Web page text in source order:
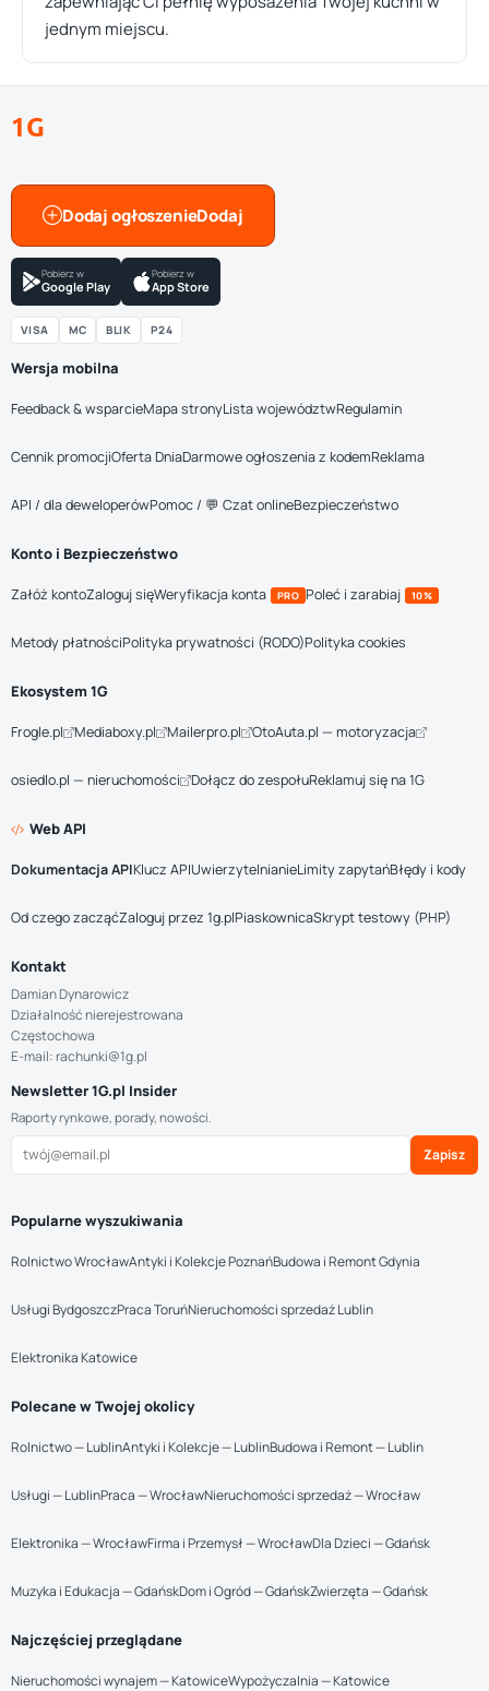
jednym miejscu.
1G
Dodaj ogłoszenie
Pobierz w
Google Play
Pobierz w
App Store
VISA MC BLIK P24
Wersja mobilna
Feedback & wsparcieMapa stronyLista województwRegulamin
Cennik promocjiOferta DniaDarmowe ogłoszenia z kodemReklama
API / dla deweloperówPomoc / 💬 Czat onlineBezpieczeństwo
Konto i Bezpieczeństwo
Załóż kontoZaloguj sięWeryfikacja konta PRO Poleć i zarabiaj 10%
Metody płatnościPolityka prywatności (RODO)Polityka cookies
Ekosystem 1G
Frogle.pl Mediaboxy.pl Mailerpro.pl OtoAuta.pl — motoryzacja
osiedlo.pl — nieruchomości Dołącz do zespołuReklamuj się na 1G
Web API
Dokumentacja APIKlucz APIUwierzytelnianieLimity zapytańBłędy i kody
Od czego zacząćZaloguj przez 1g.plPiaskownicaSkrypt testowy (PHP)
Kontakt
Damian Dynarowicz
Działalność nierejestrowana
Częstochowa
E-mail: rachunki@1g.pl
Newsletter 1G.pl Insider
Raporty rynkowe, porady, nowości.
Zapisz
Popularne wyszukiwania
Rolnictwo WrocławAntyki i Kolekcje PoznańBudowa i Remont Gdynia
Usługi BydgoszczPraca ToruńNieruchomości sprzedaż Lublin
Elektronika Katowice
Polecane w Twojej okolicy
Rolnictwo — LublinAntyki i Kolekcje — LublinBudowa i Remont — Lublin
Usługi — LublinPraca — WrocławNieruchomości sprzedaż — Wrocław
Elektronika — WrocławFirma i Przemysł — WrocławDla Dzieci — Gdańsk
Muzyka i Edukacja — GdańskDom i Ogród — GdańskZwierzęta — Gdańsk
Najczęściej przeglądane
Nieruchomości wynajem — KatowiceWypożyczalnia — Katowice